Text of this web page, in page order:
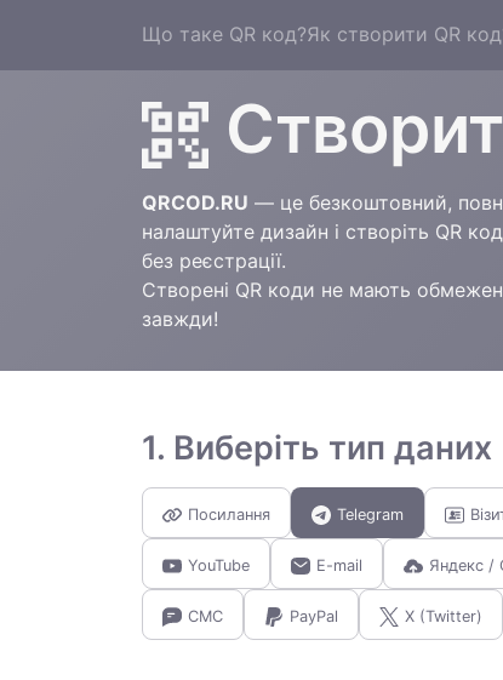
Що таке QR код?Як створити QR
QRCOD.RU — це безкоштовний,
налаштуйте дизайн і створіть QR
без реєстрації.
Створені QR коди не мають
завжди!
1. Виберіть тип даних
Посилання Telegram
YouTube E-mail Яндекс /
СМС PayPal X (Twitter)